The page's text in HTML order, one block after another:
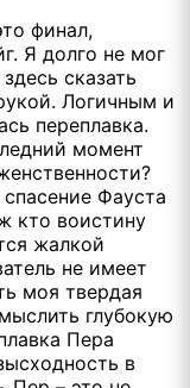
финал,
Я долго не мог
сказать
Логичным и
переплавка.
момент
Фауста
кто воистину
жалкой
не имеет
моя твердая
глубокую
Пера
в